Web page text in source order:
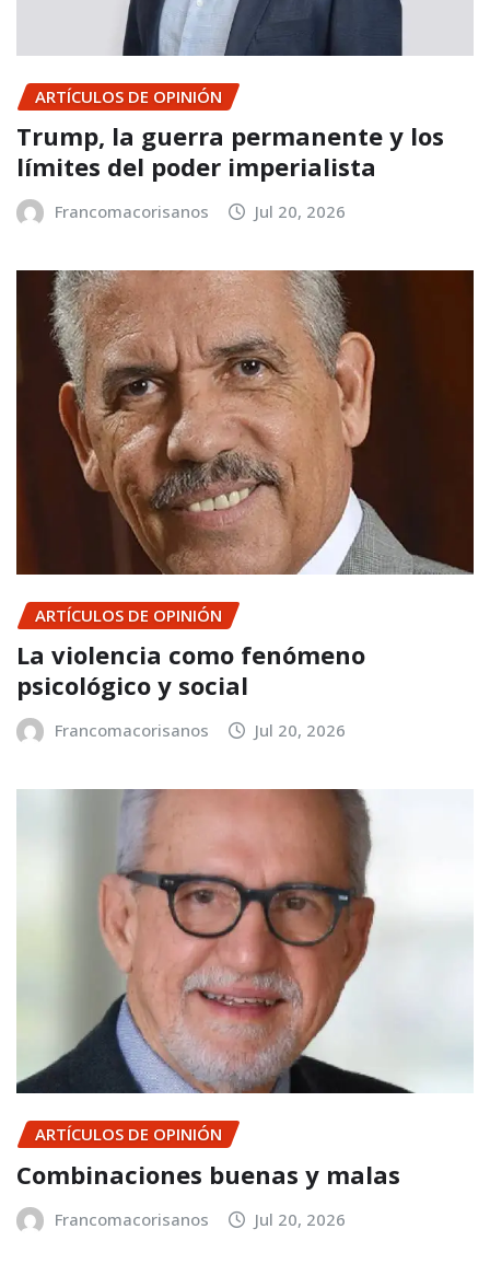
ARTÍCULOS DE OPINIÓN
Trump, la guerra permanente y los
límites del poder imperialista
Francomacorisanos Jul 20, 2026
ARTÍCULOS DE OPINIÓN
La violencia como fenómeno
psicológico y social
Francomacorisanos Jul 20, 2026
ARTÍCULOS DE OPINIÓN
Combinaciones buenas y malas
Francomacorisanos Jul 20, 2026